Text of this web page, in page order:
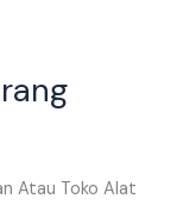
Atau Toko Alat